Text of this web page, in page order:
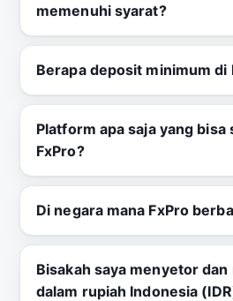
memenuhi syarat?
Berapa deposit minimum di
Platform apa saja yang bisa
FxPro?
Di negara mana FxPro
Bisakah saya menyetor
dalam rupiah Indonesia